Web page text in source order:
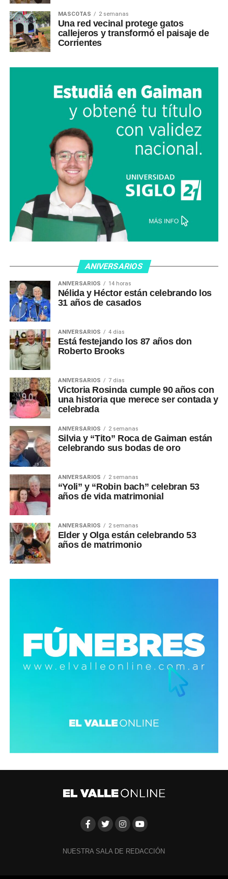
MASCOTAS 2 semanas
Una red vecinal protege gatos
callejeros y transformó el paisaje de
Corrientes
ANIVERSARIOS
ANIVERSARIOS 14 horas
Nélida y Héctor están celebrando los
31 años de casados
ANIVERSARIOS 4 días
Está festejando los 87 años don
Roberto Brooks
ANIVERSARIOS 7 días
Victoria Rosinda cumple 90 años con
una historia que merece ser contada y
celebrada
ANIVERSARIOS 2 semanas
Silvia y “Tito” Roca de Gaiman están
celebrando sus bodas de oro
ANIVERSARIOS 2 semanas
“Yoli” y “Robin bach” celebran 53
años de vida matrimonial
ANIVERSARIOS 2 semanas
Elder y Olga están celebrando 53
años de matrimonio
NUESTRA SALA DE REDACCIÓN